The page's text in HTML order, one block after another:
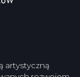
artystyczną